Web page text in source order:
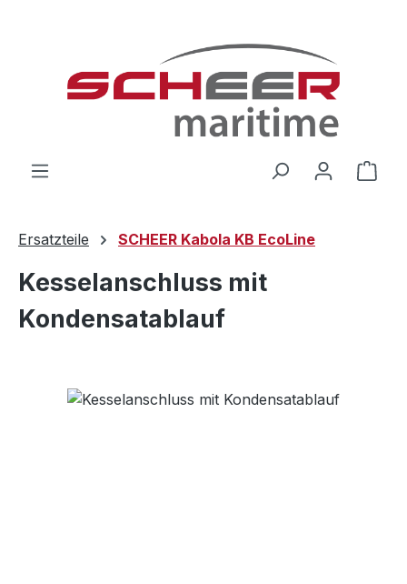
Ersatzteile SCHEER Kabola KB EcoLine
Kesselanschluss mit
Kondensatablauf
Bildergalerie überspringen